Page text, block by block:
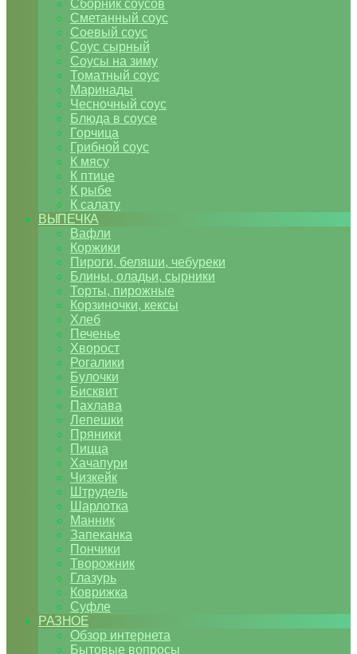
Сборник соусов
Сметанный соус
Соевый соус
Соус сырный
Соусы на зиму
Томатный соус
Маринады
Чесночный соус
Блюда в соусе
Горчица
Грибной соус
К мясу
К птице
К рыбе
К салату
ВЫПЕЧКА
Вафли
Коржики
Пироги, беляши, чебуреки
Блины, оладьи, сырники
Торты, пирожные
Корзиночки, кексы
Хлеб
Печенье
Хворост
Рогалики
Булочки
Бисквит
Пахлава
Лепешки
Пряники
Пицца
Хачапури
Чизкейк
Штрудель
Шарлотка
Манник
Запеканка
Пончики
Творожник
Глазурь
Коврижка
Суфле
РАЗНОЕ
Обзор интернета
Бытовые вопросы